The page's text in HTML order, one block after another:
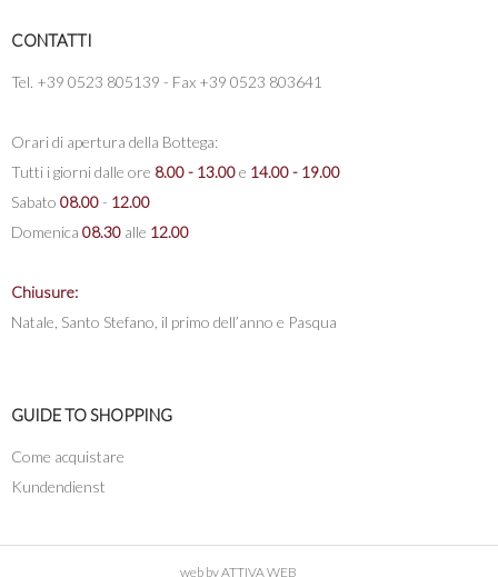
CONTATTI
Tel. +39 0523 805139 - Fax +39 0523 803641
Orari di apertura della Bottega:
Tutti i giorni dalle ore 8.00 - 13.00e 14.00 - 19.00
Sabato 08.00- 12.00
Domenica 08.30 alle 12.00
Chiusure:
Natale, Santo Stefano, il primo dell’anno e Pasqua
GUIDE TO SHOPPING
Come acquistare
Kundendienst
web byATTIVA WEB